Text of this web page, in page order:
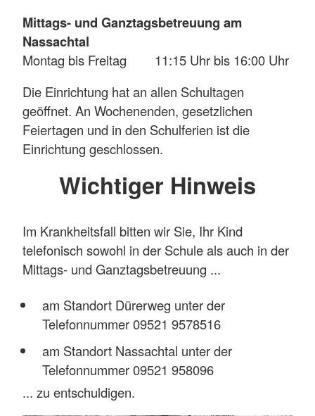
Mittags- und Ganztagsbetreuung am
Nassachtal
Montag bis Freitag 11:15 Uhr bis 16:00 Uhr
Die Einrichtung hat an allen Schultagen
geöffnet. An Wochenenden, gesetzlichen
Feiertagen und in den Schulferien ist die
Einrichtung geschlossen.
Wichtiger Hinweis
Im Krankheitsfall bitten wir Sie, Ihr Kind
telefonisch sowohl in der Schule als auch in der
Mittags- und Ganztagsbetreuung ...
am Standort Dürerweg unter der
Telefonnummer 09521 9578516
am Standort Nassachtal unter der
Telefonnummer 09521 958096
... zu entschuldigen.